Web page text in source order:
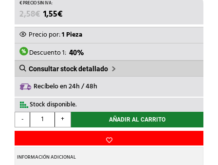
2,58€ EL
PRECIO
ORIGINAL
ERA:
2,58€.
1,55€
PRECIO
ACTUAL
ES:
1,55€.
Precio por:1 Pieza
Descuento 1: 40%
Consultar stock detallado
Recíbelo en 24h / 48h
Stock disponible.
-
STANDARD
HIDRAULICA
CURVA
90
+ AÑADIR AL CARRITO
INFORMACIÓN ADICIONAL